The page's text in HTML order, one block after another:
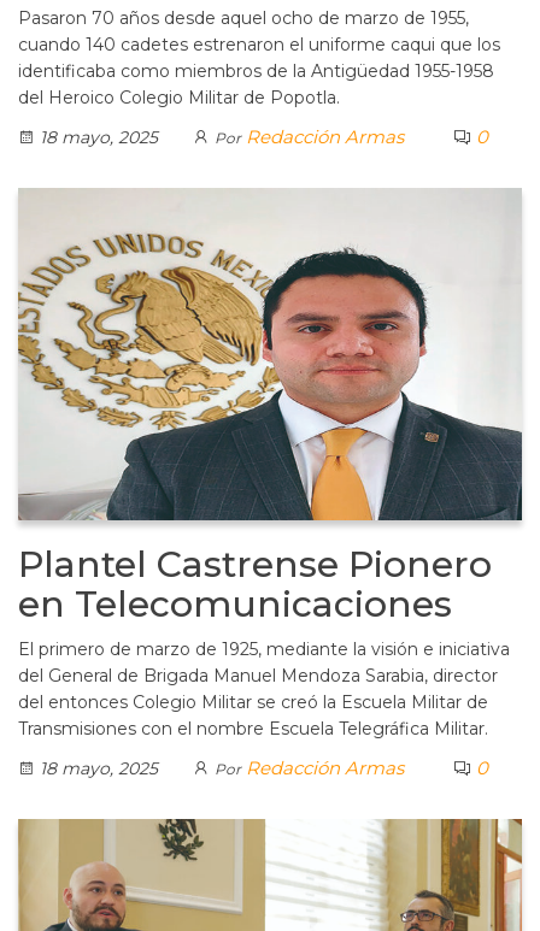
Pasaron 70 años desde aquel ocho de marzo de 1955,
cuando 140 cadetes estrenaron el uniforme caqui que los
identificaba como miembros de la Antigüedad 1955-1958
del Heroico Colegio Militar de Popotla.
18 mayo, 2025
Por Redacción Armas 0
Plantel Castrense Pionero
en Telecomunicaciones
El primero de marzo de 1925, mediante la visión e iniciativa
del General de Brigada Manuel Mendoza Sarabia, director
del entonces Colegio Militar se creó la Escuela Militar de
Transmisiones con el nombre Escuela Telegráfica Militar.
18 mayo, 2025
Por Redacción Armas 0